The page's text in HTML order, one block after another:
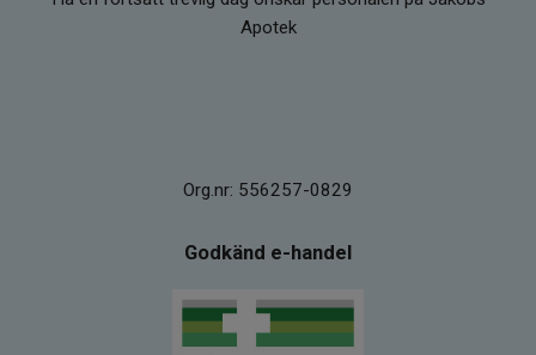
Apotek
Org.nr: 556257-0829
Godkänd e-handel